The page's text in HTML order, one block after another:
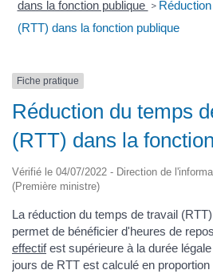
dans la fonction publique >
(RTT) dans la fonction publique
Fiche pratique
Réduction du temps
(RTT) dans la
Vérifié le 04/07/2022 - Direction de
(Première ministre)
La réduction du temps de travail
permet de bénéficier d'heures de
effectifest supérieure à la durée
jours de RTT est calculé en